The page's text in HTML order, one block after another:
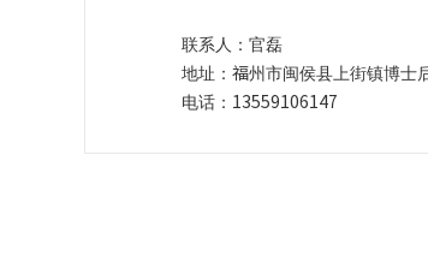
联系人：官磊
地址：福州市闽侯县上街镇博士
电话：13559106147